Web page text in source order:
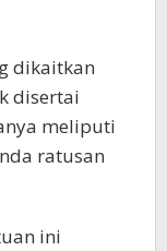
dikaitkan
disertai
meliputi
ratusan
ini